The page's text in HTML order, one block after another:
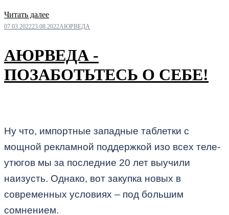
Читать далее
07.03.202223.08.2022АЮРВЕДА
АЮРВЕДА -
ПОЗАБОТЬТЕСЬ О СЕБЕ!
Ну что, импортные западные таблетки с
мощной рекламной поддержкой изо всех теле-
утюгов мы за последние 20 лет выучили
наизусть. Однако, вот закупка новых в
современных условиях – под большим
сомнением.